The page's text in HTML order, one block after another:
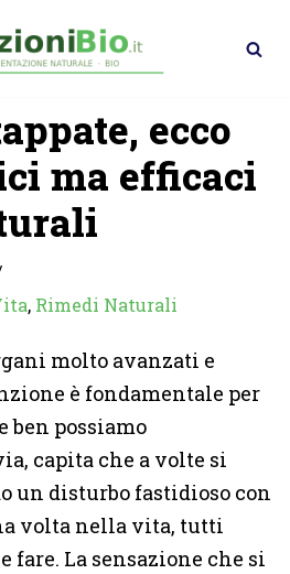
ecco
ma efficaci
, Rimedi Naturali
molto avanzati e
è fondamentale per
ben possiamo
capita che a volte si
un disturbo fastidioso con
volta nella vita, tutti
fare. La sensazione che si